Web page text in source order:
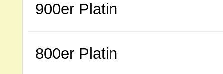
900er Platin
800er Platin